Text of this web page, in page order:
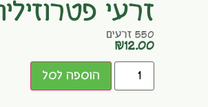
זרעי
550 זרעים
₪12.00
הוספה לסל